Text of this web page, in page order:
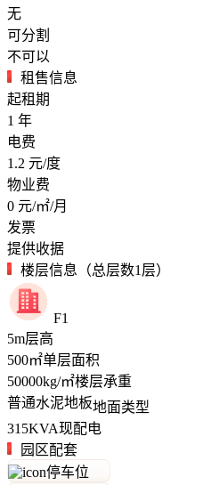
无
可分割
不可以
租售信息
起租期
1 年
电费
1.2 元/度
物业费
0 元/㎡/月
发票
提供收据
楼层信息（总层数1层）
F1
5m层高
500㎡单层面积
50000kg/㎡楼层承重
普通水泥地板地面类型
315KVA现配电
园区配套
停车位